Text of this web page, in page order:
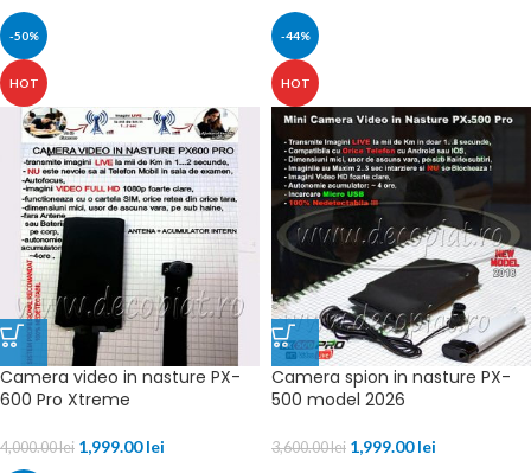
-50%
HOT
Camera video in nasture PX-
600 Pro Xtreme
4,000.00lei 1,999.00lei
-44%
HOT
Camera spion in nasture PX-
500 model 2026
3,600.00lei 1,999.00lei